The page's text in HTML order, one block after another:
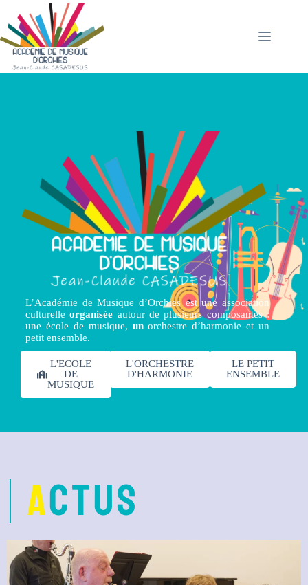
L’Académie de Musique d’Orchies est une association
culturelleorganisée autour de plusieurs composantes :
une école de musique, unorchestre d’harmonie et un
petit ensemble.
L'ECOLE
DE
MUSIQUE
L'ORCHESTRE
D'HARMONIE
LE PETIT
ENSEMBLE
ActuS